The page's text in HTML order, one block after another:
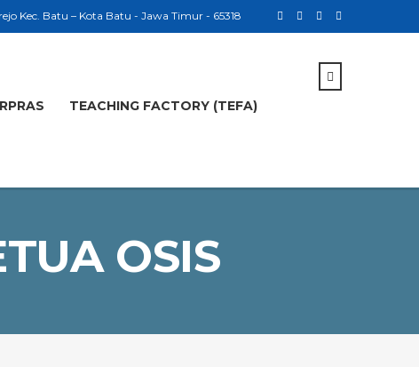
Kec. Batu – Kota Batu - Jawa Timur - 65318
TEACHING FACTORY (TEFA)
OSIS